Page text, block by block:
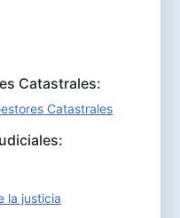
Catastrales:
Catastrales
la justicia